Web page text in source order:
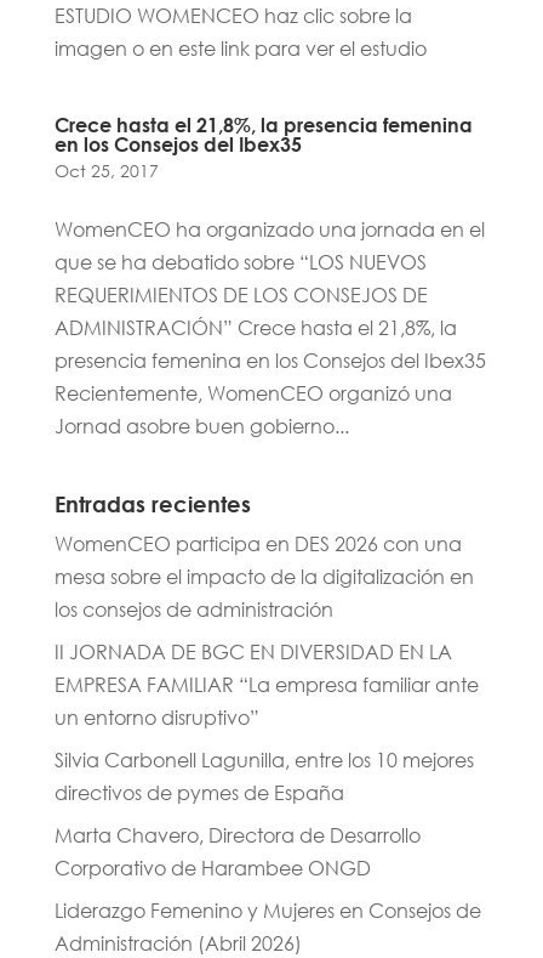
ESTUDIO WOMENCEO haz clic sobre la
imagen o en este link para ver el estudio
Crece hasta el 21,8%, la presencia femenina
en los Consejos del Ibex35
Oct 25, 2017
WomenCEO ha organizado una jornada en el
que se ha debatido sobre “LOS NUEVOS
REQUERIMIENTOS DE LOS CONSEJOS DE
ADMINISTRACIÓN” Crece hasta el 21,8%, la
presencia femenina en los Consejos del Ibex35
Recientemente, WomenCEO organizó una
Jornad asobre buen gobierno...
Entradas recientes
WomenCEO participa en DES 2026 con una
mesa sobre el impacto de la digitalización en
los consejos de administración
II JORNADA DE BGC EN DIVERSIDAD EN LA
EMPRESA FAMILIAR “La empresa familiar ante
un entorno disruptivo”
Silvia Carbonell Lagunilla, entre los 10 mejores
directivos de pymes de España
Marta Chavero, Directora de Desarrollo
Corporativo de Harambee ONGD
Liderazgo Femenino y Mujeres en Consejos de
Administración (Abril 2026)